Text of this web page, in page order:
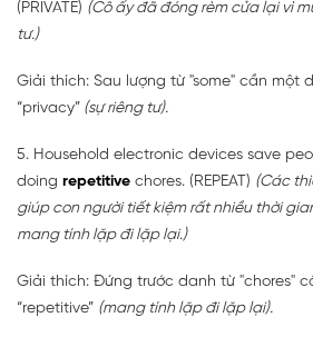
(PRIVATE) (Cô ấy đã đóng rèm cửa lại vì
tư.)
Giải thích: Sau lượng từ "some" cần một
“privacy” (sự riêng tư).
5. Household electronic devices save
doing repetitive chores. (REPEAT) (Các
giúp con người tiết kiệm rất nhiều thời
mang tính lặp đi lặp lại.)
Giải thích: Đứng trước danh từ "chores"
“repetitive” (mang tính lặp đi lặp lại).